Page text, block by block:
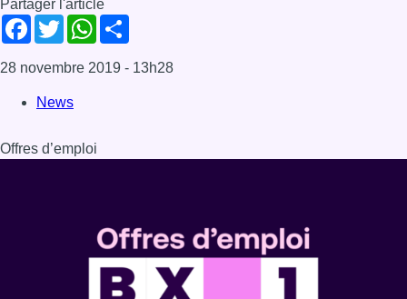
Partager l'article
Facebook
TwitterWhatsApp
28 novembre 2019 - 13h28
News
Offres d’emploi